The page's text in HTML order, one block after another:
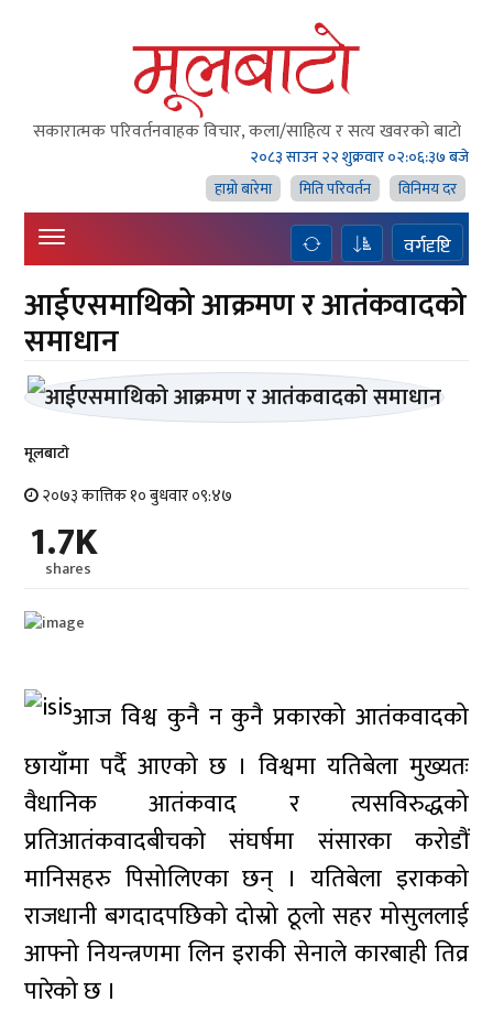
सकारात्मक परिवर्तनवाहक विचार, कला/साहित्य र सत्य खवरको बाटाे
२०८३ साउन २२ शुक्रवार०२:०६:३८ बजे
हाम्राे बारेमा
मिति परिवर्तन विनिमय दर
वर्गदृष्टि
आईएसमाथिको आक्रमण र आतंकवादको
समाधान
मूलबाटाे
२०७३ कात्तिक १० बुधवार ०९:४७
1.7K
shares
आज विश्व कुनै न कुनै प्रकारको आतंकवादको
छायाँमा पर्दै आएको छ । विश्वमा यतिबेला मुख्यतः
वैधानिक आतंकवाद र त्यसविरुद्धको
प्रतिआतंकवादबीचको संघर्षमा संसारका करोडौं
मानिसहरु पिसोलिएका छन् । यतिबेला इराकको
राजधानी बगदादपछिको दोस्रो ठूलो सहर मोसुललाई
आफ्नो नियन्त्रणमा लिन इराकी सेनाले कारबाही तिव्र
पारेको छ ।